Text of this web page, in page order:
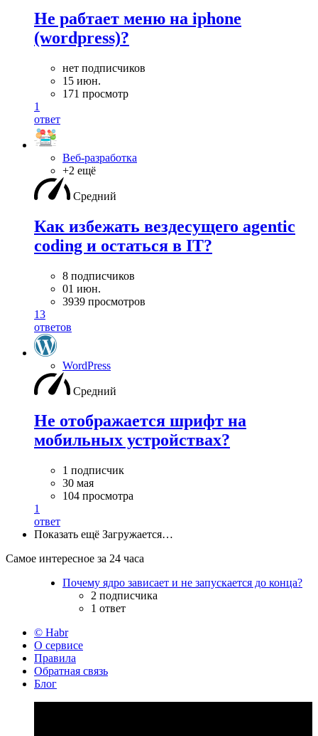
Не рабтает меню на iphone
(wordpress)?
нет подписчиков
15 июн.
171 просмотр
1
ответ
Веб-разработка
+2 ещё
Средний
Как избежать вездесущего agentic
coding и остаться в IT?
8 подписчиков
01 июн.
3939 просмотров
13
ответов
WordPress
Средний
Не отображается шрифт на
мобильных устройствах?
1 подписчик
30 мая
104 просмотра
1
ответ
Показать ещё Загружается…
Самое интересное за 24 часа
Почему ядро зависает и не запускается до конца?
2 подписчика
1 ответ
© Habr
О сервисе
Правила
Обратная связь
Блог